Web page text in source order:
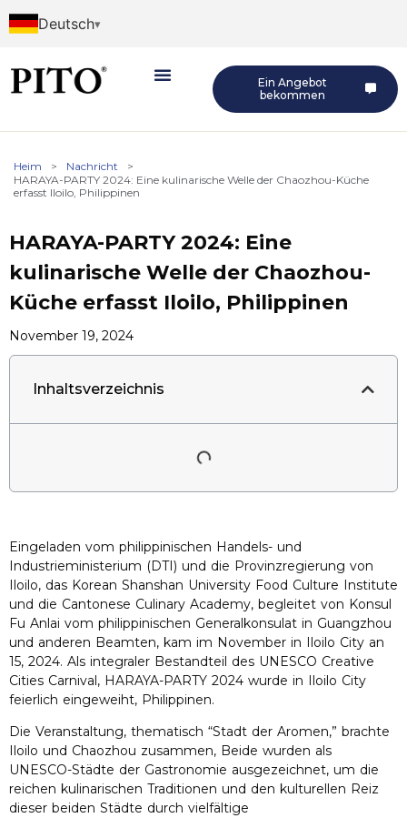
Deutsch
Ein Angebot
bekommen
Heim > Nachricht
>
HARAYA-PARTY 2024: Eine kulinarische Welle der Chaozhou-Küche
erfasst Iloilo, Philippinen
HARAYA-PARTY 2024: Eine
kulinarische Welle der Chaozhou-
Küche erfasst Iloilo, Philippinen
November 19, 2024
Inhaltsverzeichnis
Eingeladen vom philippinischen Handels- und
Industrieministerium (DTI) und die Provinzregierung von
Iloilo, das Korean Shanshan University Food Culture Institute
und die Cantonese Culinary Academy, begleitet von Konsul
Fu Anlai vom philippinischen Generalkonsulat in Guangzhou
und anderen Beamten, kam im November in Iloilo City an
15, 2024. Als integraler Bestandteil des UNESCO Creative
Cities Carnival, HARAYA-PARTY 2024 wurde in Iloilo City
feierlich eingeweiht, Philippinen.
Die Veranstaltung, thematisch “Stadt der Aromen,” brachte
Iloilo und Chaozhou zusammen, Beide wurden als
UNESCO-Städte der Gastronomie ausgezeichnet, um die
reichen kulinarischen Traditionen und den kulturellen Reiz
dieser beiden Städte durch vielfältige